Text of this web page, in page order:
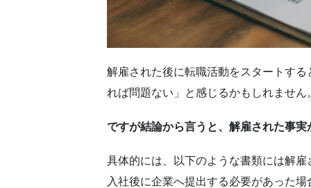
解雇された後に転職活動をスタートす
れば問題ない」と感じるかもしれません
ですが結論から言うと、解雇された事
具体的には、以下のような書類には解
入社後に企業へ提出する必要があった